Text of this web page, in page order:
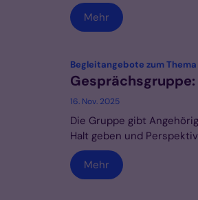
Mehr
Begleitangebote zum Thema
16. Nov. 2025
Die Gruppe gibt
Halt geben und
Mehr